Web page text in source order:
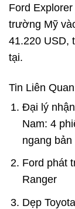
Ford
trường Mỹ
41.220 USD,
tại.
Tin Liên
Đại lý
Nam: 4
ngang
Ford phát
Ranger
Dẹp